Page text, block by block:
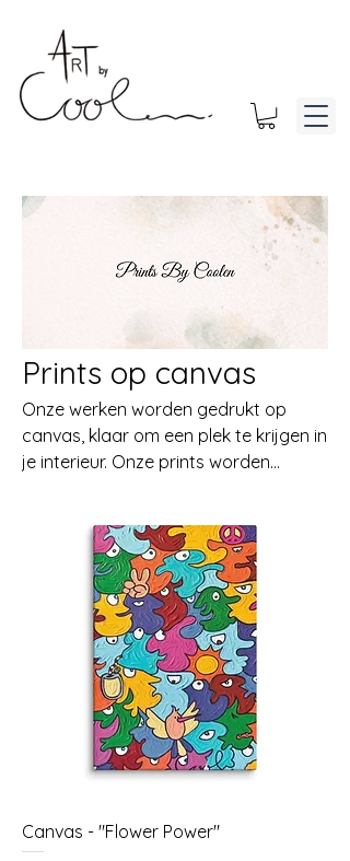
Prints op canvas
Onze werken worden gedrukt op
canvas, klaar om een plek te krijgen in
je interieur. Onze prints worden
weergegeven in inches. De vertaling
naar centimeters vind je in de
maattabel.
Canvas - "Flower Power"